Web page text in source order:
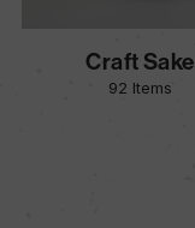
Craft Sake
92 Items